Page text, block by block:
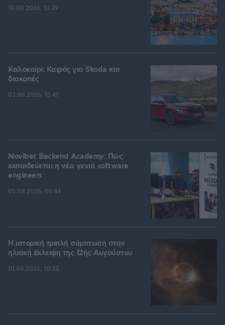
10.08.2026, 13:39
Καλοκαίρι: Καιρός για Skoda και
διακοπές
03.08.2026, 13:41
Novibet Backend Academy: Πώς
εκπαιδεύεται η νέα γενιά software
engineers
05.08.2026, 09:44
Η ιστορική τριπλή σύμπτωση στην
ηλιακή έκλειψη της 12ης Αυγούστου
10.08.2026, 10:23